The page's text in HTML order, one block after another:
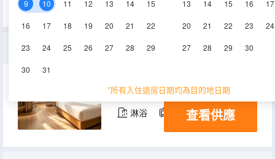
9 10 11 12 13 14 15
16 17 18 19 20 21 22
23 24 25 26 27 28 29
30 31
13 14 15 16 17
20 21 22 23 24
27 28 29 30
*所有入住退房日期均為目的地日期
26-36㎡ 2-7層
淋浴 電視機
查看供應